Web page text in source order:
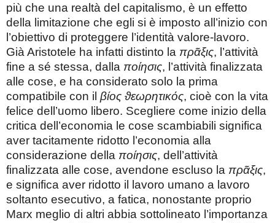
più che una realtà del capitalismo, è un effetto
della limitazione che egli si è imposto all’inizio con
l’obiettivo di proteggere l’identità valore-lavoro.
Già Aristotele ha infatti distinto la πρᾶξις, l’attività
fine a sé stessa, dalla ποίησις, l’attività finalizzata
alle cose, e ha considerato solo la prima
compatibile con il βίος ϑεωρητικός, cioè con la vita
felice dell’uomo libero. Scegliere come inizio della
critica dell’economia le cose scambiabili significa
aver tacitamente ridotto l’economia alla
considerazione della ποίησις, dell’attività
finalizzata alle cose, avendone escluso la πρᾶξις,
e significa aver ridotto il lavoro umano a lavoro
soltanto esecutivo, a fatica, nonostante proprio
Marx meglio di altri abbia sottolineato l’importanza